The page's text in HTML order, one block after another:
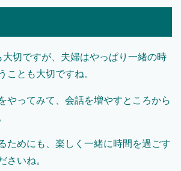
切ですが、夫婦はやっぱり一緒の時
ことも大切ですね。
やってみて、会話を増やすところから
ためにも、楽しく一緒に時間を過ごす
さいね。